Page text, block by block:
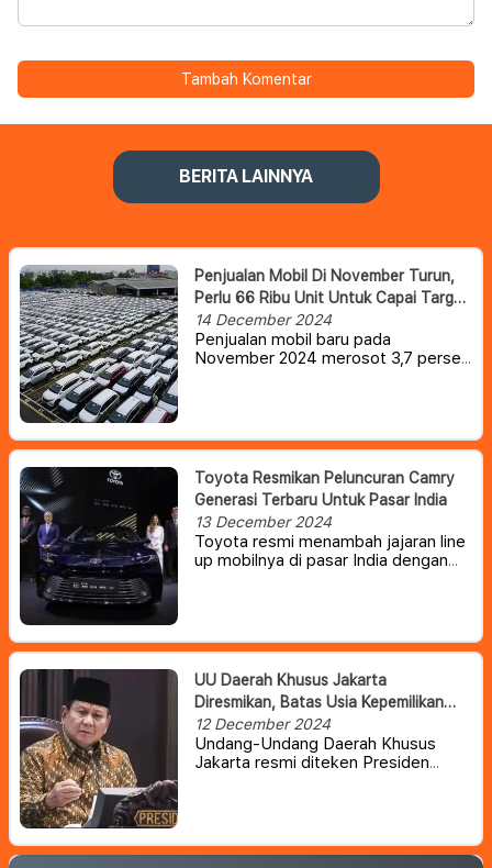
Tambah Komentar
BERITA LAINNYA
Penjualan Mobil Di November Turun,
Perlu 66 Ribu Unit Untuk Capai Target
Tahunan 850 Ribu
14 December 2024
Penjualan mobil baru pada
November 2024 merosot 3,7 persen
ditetapkan Gabungan Industri
Kendaraan Bermotor Indonesia
(Gaikindo).
Toyota Resmikan Peluncuran Camry
Generasi Terbaru Untuk Pasar India
13 December 2024
Toyota resmi menambah jajaran line
up mobilnya di pasar India dengan
UU Daerah Khusus Jakarta
Diresmikan, Batas Usia Kepemilikan
Kendaraan Akan Dibatasi
12 December 2024
Undang-Undang Daerah Khusus
Jakarta resmi diteken Presiden